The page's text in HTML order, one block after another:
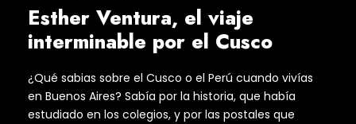
Esther Ventura, el viaje
interminable por el Cusco
¿Qué sabias sobre el Cusco o el Perú cuando vivías
en Buenos Aires? Sabía por la historia, que había
estudiado en los colegios, y por las postales que